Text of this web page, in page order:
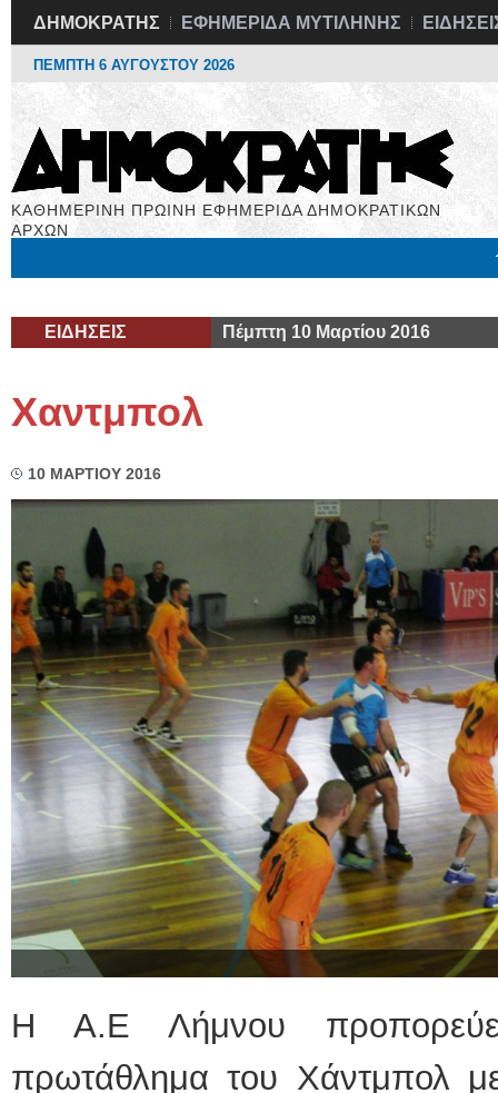
ΔΗΜΟΚΡΑΤΗΣ ΕΦΗΜΕΡΙΔΑ ΜΥΤΙΛΗΝΗΣ
ΠΕΜΠΤΗ 6 ΑΥΓΟΥΣΤΟΥ 2026
ΚΑΘΗΜΕΡΙΝΗ ΠΡΩΙΝΗ ΕΦΗΜΕΡΙΔΑ ΔΗΜΟΚΡΑΤΙΚΩΝ
ΑΡΧΩΝ
ΕΙΔΗΣΕΙΣ Πέμπτη 10 Μαρτίου 2016
Χαντμπολ
10 ΜΑΡΤΙΟΥ 2016
Η Α.Ε Λήμνου
πρωτάθλημα του Χάντμπολ
ΕΙΔΙΚΟΣ ΚΑΡΔΙΟΛΟΓΟΣ
ΚΩΝΣΤΑΝΤΙΝΟΣ Ε.